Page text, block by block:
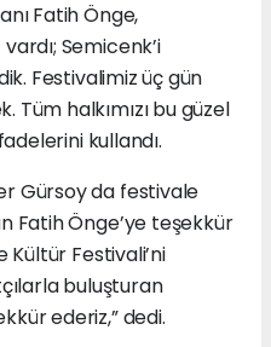
Fatih Önge,
Semicenk’i
Festivalimiz üç gün
halkımızı bu güzel
kullandı.
Gürsoy da festivale
Fatih Önge’ye teşekkür
Kültür Festivali’ni
buluşturan
ederiz,” dedi.